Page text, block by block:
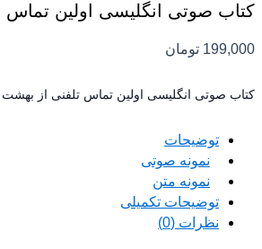
کتاب صوتی انگلیسی اولین تماس
199,000 تومان
کتاب صوتی انگلیسی اولین تماس تلفنی از بهشت
توضیحات
نمونه صوتی
نمونه متن
توضیحات تکمیلی
نظرات (0)